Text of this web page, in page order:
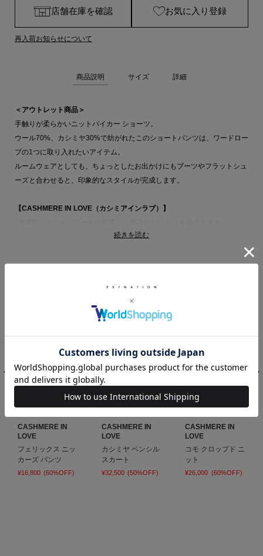
店舗在庫を確認 お気に入り登録
再入荷お知らせについて
商品説明 サイズ 詳細
＜アウトレット商品＞
手触りが柔らかいニットバイカー ショーツ。
ウール70%、カシミヤ30%で紡がれたこのショートパンツは、ワードロー
ブの1つに取り入れたいアイテム。
ルームウェアとしても、ちょっとしたお出かけにもブーツやフラットシュ
ーズと合わせると、印象的なスタイルが完成します。
【CASHMERE IN LOVE（カシミアインラブ）】
CASHIMERE IN LOVEは、ニットウェアに特化したユニークなレディトュ
ーウェアレーベル。旅がインスピレーションの源であり、サーフィン旅行
や遠方への文化の旅から得たテーマがコレクションに反映されています。
要素を織り交ぜながら表現される大胆で力強いフェミニティは、マスキュ
リンなシェイプを取り入れつつも上品さを保っています。
CASHMERE IN LOVE 商品一覧
続きを読む
RELATED ITEM
CASHMERE IN
LOVE
フェリックス ニッ
カーズ パンツ
¥16,800 (60%OFF)
CASHMERE IN
LOVE
カシミヤ ペンシル
スカート
¥32,500 (50%OFF)
CASHMERE IN
LOVE
コモ クロップド ニ
ット
¥26,000 (60%OFF)